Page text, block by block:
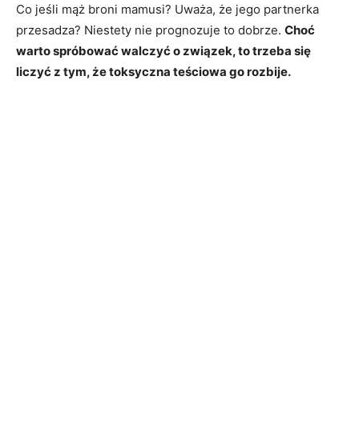
Co jeśli mąż broni mamusi? Uważa, że jego partnerka
przesadza? Niestety nie prognozuje to dobrze. Choć
warto spróbować walczyć o związek, to trzeba się
liczyć z tym, że toksyczna teściowa go rozbije.